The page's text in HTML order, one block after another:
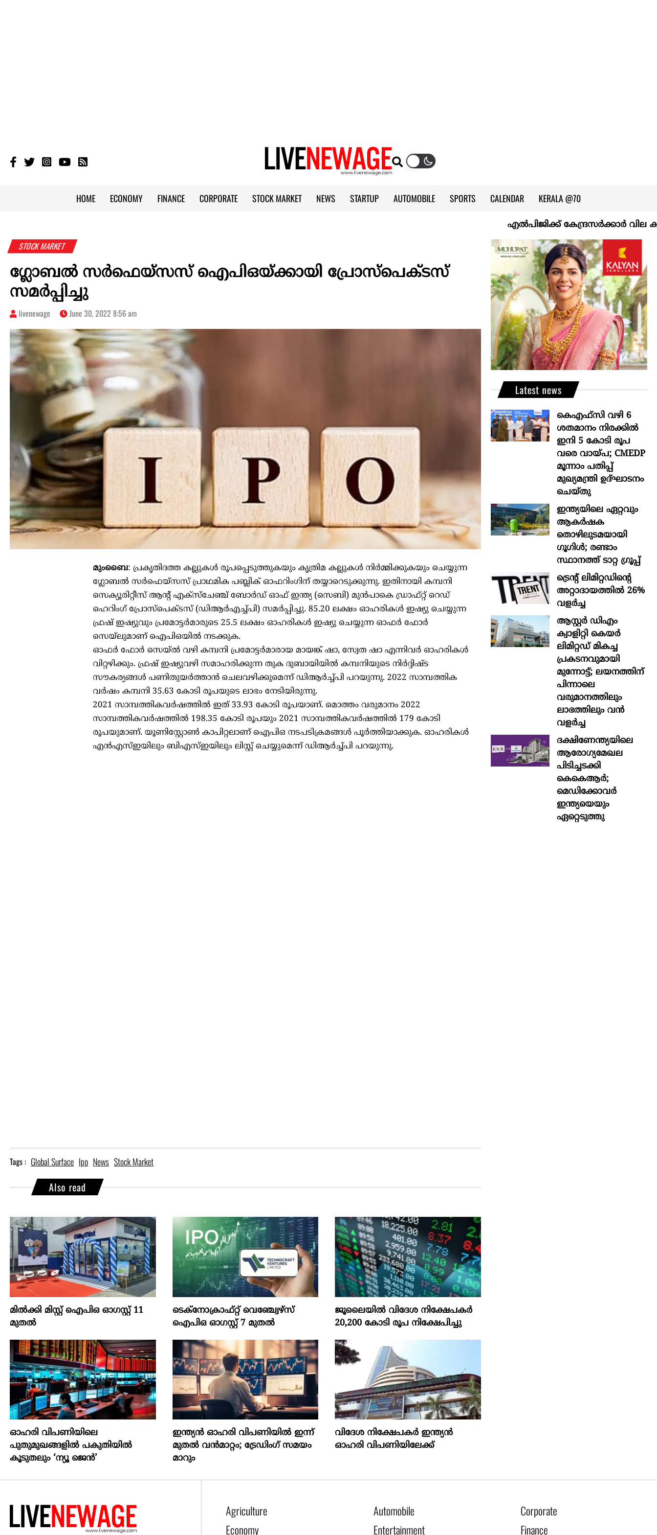
HOME ECONOMY FINANCE CORPORATE STOCK MARKET NEWS STARTUP AUTOMOBILE SPORTS CALENDAR KERALA @70
എല്‍പിജിക്ക് കേന്ദ്രസർക്കാർ വില
STOCK MARKET
ഗ്ലോബല്‍ സര്‍ഫെയ്‌സസ് ഐപിഒയ്ക്കായി പ്രോസ്‌പെക്ടസ്
സമര്‍പ്പിച്ചു
livenewage June 30, 2022 8:56 am
മുംബൈ: പ്രകൃതിദത്ത കല്ലുകള്‍ രൂപപ്പെടുത്തുകയും കൃത്രിമ കല്ലുകള്‍ നിര്‍മ്മിക്കുകയും ചെയ്യുന്ന
ഗ്ലോബല്‍ സര്‍ഫെയ്‌സസ് പ്രാഥമിക പബ്ലിക് ഓഫറിംഗിന് തയ്യാറെടുക്കുന്നു. ഇതിനായി കമ്പനി
സെക്യൂരിറ്റീസ് ആന്റ് എക്‌സ്‌ചേഞ്ച് ബോര്‍ഡ് ഓഫ് ഇന്ത്യ (സെബി) മുന്‍പാകെ ഡ്രാഫ്റ്റ് റെഡ്
ഹെറിംഗ് പ്രോസ്‌പെക്ടസ് (ഡിആര്‍എച്ച്പി) സമര്‍പ്പിച്ചു. 85.20 ലക്ഷം ഓഹരികള്‍ ഇഷ്യു ചെയ്യുന്ന
ഫ്രഷ് ഇഷ്യുവും പ്രമോട്ടര്‍മാരുടെ 25.5 ലക്ഷം ഓഹരികള്‍ ഇഷ്യു ചെയ്യുന്ന ഓഫര്‍ ഫോര്‍
സെയ്‌ലുമാണ് ഐപിഒയില്‍ നടക്കുക.
ഓഫര്‍ ഫോര്‍ സെയ്ല്‍ വഴി കമ്പനി പ്രമോട്ടര്‍മാരായ മായങ്ക് ഷാ, സ്വേത ഷാ എന്നിവര്‍ ഓഹരികള്‍
വിറ്റഴിക്കും. ഫ്രഷ് ഇഷ്യുവഴി സമാഹരിക്കുന്ന തുക ദുബായിയില്‍ കമ്പനിയുടെ നിര്‍ദ്ദിഷ്ട
സൗകര്യങ്ങള്‍ പണിതുയര്‍ത്താന്‍ ചെലവഴിക്കുമെന്ന് ഡിആര്‍ച്ച്പി പറയുന്നു. 2022 സാമ്പത്തിക
വര്‍ഷം കമ്പനി 35.63 കോടി രൂപയുടെ ലാഭം നേടിയിരുന്നു.
2021 സാമ്പത്തികവര്‍ഷത്തില്‍ ഇത് 33.93 കോടി രൂപയാണ്. മൊത്തം വരുമാനം 2022
സാമ്പത്തികവര്‍ഷത്തില്‍ 198.35 കോടി രൂപയും 2021 സാമ്പത്തികവര്‍ഷത്തില്‍ 179 കോടി
രൂപയുമാണ്. യൂണിസ്റ്റോണ്‍ കാപിറ്റലാണ് ഐപിഒ നടപടിക്രമങ്ങള്‍ പൂര്‍ത്തിയാക്കുക. ഓഹരികള്‍
എന്‍എസ്ഇയിലും ബിഎസ്ഇയിലും ലിസ്റ്റ് ചെയ്യുമെന്ന് ഡിആര്‍ച്ച്പി പറയുന്നു.
Tags : Global Surface Ipo News Stock Market
Also read
മില്‍ക്കി മിസ്റ്റ്‌ ഐപിഒ ഓഗസ്റ്റ്‌ 11
മുതല്‍
ടെക്‌നോക്രാഫ്‌റ്റ്‌ വെഞ്ച്വേഴ്‌സ്‌
ഐപിഒ ഓഗസ്റ്റ്‌ 7 മുതല്‍
ജൂലൈയില്‍ വിദേശ നിക്ഷേപകര്‍
20,200 കോടി രൂപ നിക്ഷേപിച്ചു
ഓഹരി വിപണിയിലെ
പുതുമുഖങ്ങളിൽ പകുതിയിൽ
കൂടുതലും ‘ന്യൂ ജെൻ’
ഇന്ത്യൻ ഓഹരി വിപണിയിൽ ഇന്ന്
മുതൽ വൻമാറ്റം; ട്രേഡിംഗ് സമയം
മാറും
വിദേശ നിക്ഷേപകര്‍ ഇന്ത്യൻ
ഓഹരി വിപണിയിലേക്ക്
Latest news
കെഎഫ്സി വഴി 6
ശതമാനം നിരക്കിൽ
ഇനി 5 കോടി രൂപ
വരെ വായ്പ; CMEDP
മൂന്നാം പതിപ്പ്
മുഖ്യമന്ത്രി ഉദ്ഘാടനം
ചെയ്തു
ഇന്ത്യയിലെ ഏറ്റവും
ആകര്‍ഷക
തൊഴിലുടമയായി
ഗൂഗിള്‍; രണ്ടാം
സ്ഥാനത്ത് ടാറ്റ ഗ്രൂപ്പ്
ട്രെന്റ് ലിമിറ്റഡിന്റെ
അറ്റാദായത്തിൽ 26%
വളര്‍ച്ച
ആസ്റ്റർ ഡിഎം
ക്വാളിറ്റി കെയർ
ലിമിറ്റഡ് മികച്ച
പ്രകടനവുമായി
മുന്നോട്ട്; ലയനത്തിന്
പിന്നാലെ
വരുമാനത്തിലും
ലാഭത്തിലും വൻ
വളർച്ച
ദക്ഷിണേന്ത്യയിലെ
ആരോഗ്യമേഖല
പിടിച്ചടക്കി
കെകെആർ;
മെഡിക്കോവർ
ഇന്ത്യയെയും
ഏറ്റെടുത്തു
Agriculture Automobile
Corporate
Economy
Entertainment Finance